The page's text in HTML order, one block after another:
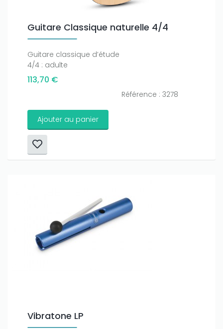
Guitare Classique naturelle 4/4
Guitare classique d’étude
4/4 : adulte
113,70 €
Référence : 3278
Ajouter au panier
Vibratone LP